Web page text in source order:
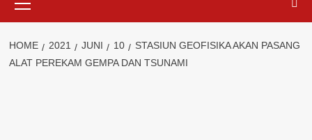
Menu
HOME 2021 JUNI 10
STASIUN GEOFISIKA AKAN PASANG
ALAT PEREKAM GEMPA DAN TSUNAMI